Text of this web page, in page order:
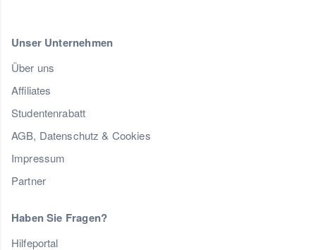
Unser Unternehmen
Über uns
Affiliates
Studentenrabatt
AGB, Datenschutz & Cookies
Impressum
Partner
Haben Sie Fragen?
Hilfeportal